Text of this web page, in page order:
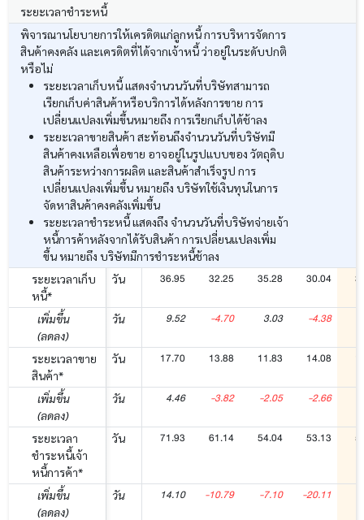
ระยะเวลาชำระหนี้
พิจารณานโยบายการให้เครดิตแก่ลูกหนี้ การบริหารจัดการ
สินค้าคงคลัง และเครดิตที่ได้จากเจ้าหนี้ ว่าอยู่ในระดับปกติ
หรือไม่
ระยะเวลาเก็บหนี้ แสดงจำนวนวันที่บริษัทสามารถ
เรียกเก็บค่าสินค้าหรือบริการได้หลังการขาย การ
เปลี่ยนแปลงเพิ่มขึ้นหมายถึง การเรียกเก็บได้ช้าลง
ระยะเวลาขายสินค้า สะท้อนถึงจำนวนวันที่บริษัทมี
สินค้าคงเหลือเพื่อขาย อาจอยู่ในรูปแบบของ วัตถุดิบ
สินค้าระหว่างการผลิต และสินค้าสำเร็จรูป การ
เปลี่ยนแปลงเพิ่มขึ้น หมายถึง บริษัทใช้เงินทุนในการ
จัดหาสินค้าคงคลังเพิ่มขึ้น
ระยะเวลาชำระหนี้ แสดงถึง จำนวนวันที่บริษัทจ่ายเจ้า
หนี้การค้าหลังจากได้รับสินค้า การเปลี่ยนแปลงเพิ่ม
ขึ้น หมายถึง บริษัทมีการชำระหนี้ช้าลง
ระยะเวลาเก็บ
หนี้*
วัน 36.95 32.25 35.28 30.04
เพิ่มขึ้น
(ลดลง)
วัน 9.52 -4.70 3.03 -4.38
ระยะเวลาขาย
สินค้า*
วัน 17.70 13.88 11.83 14.08
เพิ่มขึ้น
(ลดลง)
วัน 4.46 -3.82 -2.05 -2.66
ระยะเวลา
ชำระหนี้เจ้า
หนี้การค้า*
วัน 71.93 61.14 54.04 53.13
เพิ่มขึ้น
(ลดลง)
วัน 14.10 -10.79 -7.10 -20.11